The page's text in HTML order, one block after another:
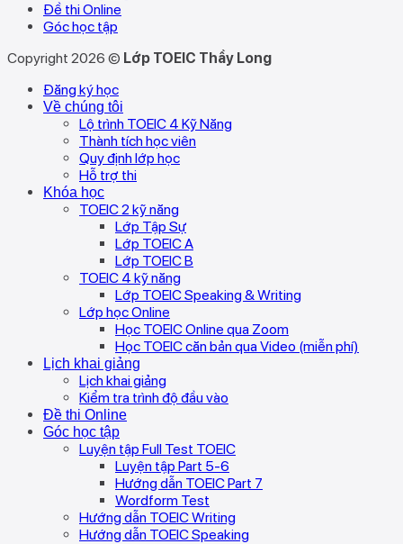
Đề thi Online
Góc học tập
Copyright 2026 © Lớp TOEIC Thầy Long
Đăng ký học
Về chúng tôi
Lộ trình TOEIC 4 Kỹ Năng
Thành tích học viên
Quy định lớp học
Hỗ trợ thi
Khóa học
TOEIC 2 kỹ năng
Lớp Tập Sự
Lớp TOEIC A
Lớp TOEIC B
TOEIC 4 kỹ năng
Lớp TOEIC Speaking & Writing
Lớp học Online
Học TOEIC Online qua Zoom
Học TOEIC căn bản qua Video (miễn phí)
Lịch khai giảng
Lịch khai giảng
Kiểm tra trình độ đầu vào
Đề thi Online
Góc học tập
Luyện tập Full Test TOEIC
Luyện tập Part 5-6
Hướng dẫn TOEIC Part 7
Wordform Test
Hướng dẫn TOEIC Writing
Hướng dẫn TOEIC Speaking